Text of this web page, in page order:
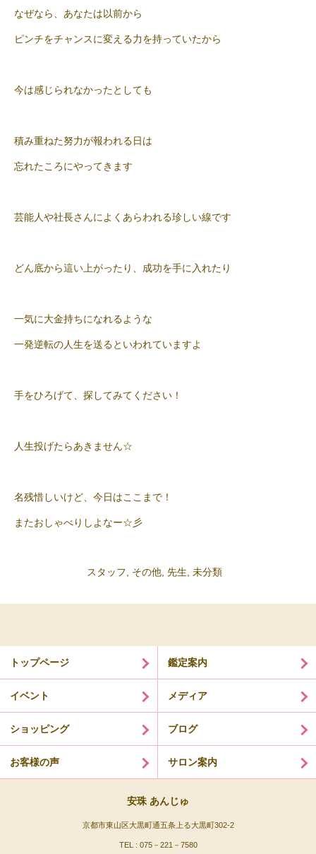
なぜなら、あなたは以前から
ピンチをチャンスに変える力を持っていたから
今は感じられなかったとしても
積み重ねた努力が報われる日は
忘れたころにやってきます
芸能人や社長さんによくあらわれる珍しい線です
どん底から這い上がったり、成功を手に入れたり
一気に大金持ちになれるような
一発逆転の人生を送るといわれていますよ
手をひろげて、探してみてください！
人生投げたらあきません☆
名残惜しいけど、今日はここまで！
またおしゃべりしよなー☆彡
スタッフ その他 先生 未分類
トップページ 鑑定案内
イベント メディア
ショッピング ブログ
お客様の声 サロン案内
安珠 あんじゅ
京都市東山区大黒町通五条上る大黒町302-2
TEL : 075－221－7580